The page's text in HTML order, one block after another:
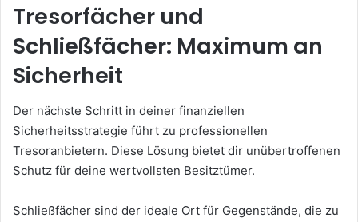
Tresorfächer und
Schließfächer: Maximum an
Sicherheit
Der nächste Schritt in deiner finanziellen
Sicherheitsstrategie führt zu professionellen
Tresoranbietern. Diese Lösung bietet dir unübertroffenen
Schutz für deine wertvollsten Besitztümer.
Schließfächer sind der ideale Ort für Gegenstände, die zu